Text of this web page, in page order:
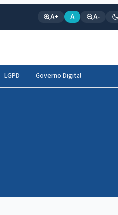
A+ A A-
LGPD Governo Digital